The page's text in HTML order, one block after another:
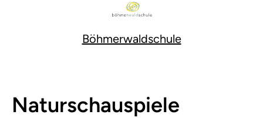
Böhmerwaldschule
Naturschauspiele